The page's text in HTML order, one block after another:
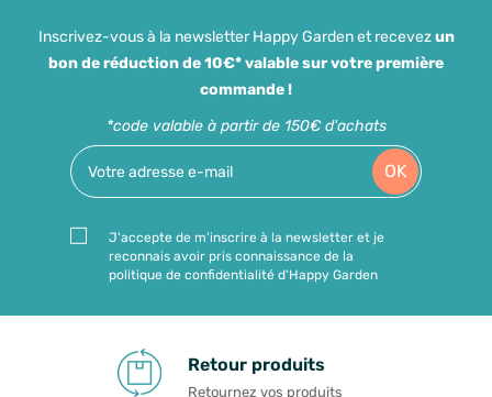
Inscrivez-vous à la newsletter Happy Garden et recevezun
bon de réduction de 10€* valable sur votre première
commande !
*code valable à partir de 150€ d'achats
OK
J'accepte de m'inscrire à la newsletter et je
reconnais avoir pris connaissance de la
politique de confidentialité d'Happy Garden
Retour produits
Retournez vos produits